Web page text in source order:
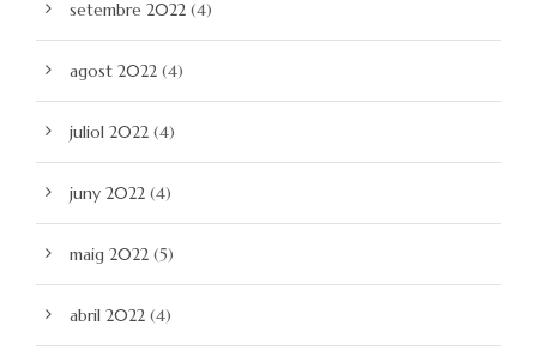
setembre 2022 (4)
agost 2022 (4)
juliol 2022 (4)
juny 2022 (4)
maig 2022 (5)
abril 2022 (4)